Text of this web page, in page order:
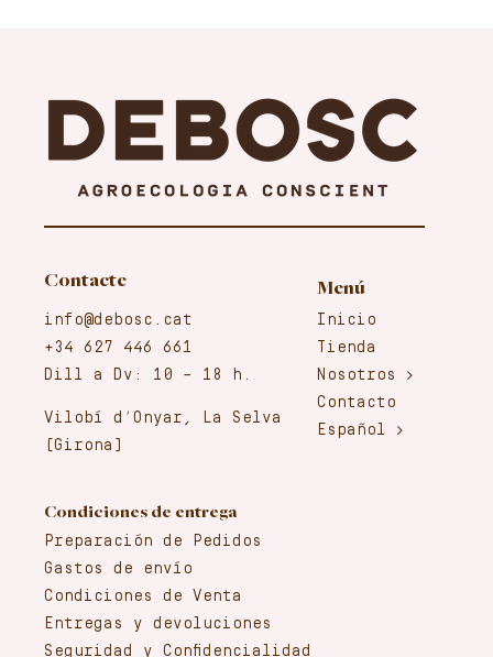
Menú
Inicio
Tienda
Nosotros
Contacto
Español
Contacte
info@debosc.cat
+34 627 446 661
Dill a Dv: 10 – 18 h.
Vilobí d’Onyar, La Selva
(Girona)
Condiciones de entrega
Preparación de Pedidos
Gastos de envío
Condiciones de Venta
Entregas y devoluciones
Seguridad y Confidencialidad